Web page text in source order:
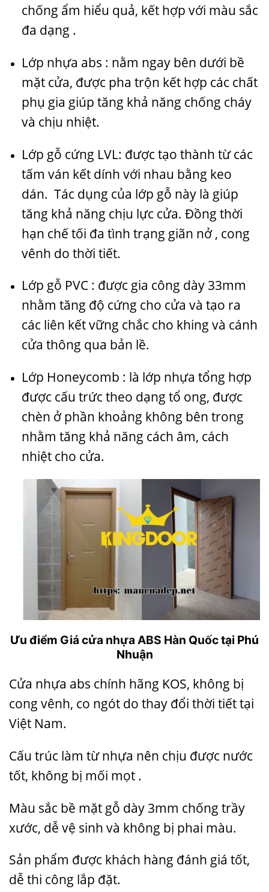
chống ẩm hiểu quả, kết hợp với màu sắc
đa dạng .
Lớp nhựa abs : nằm ngay bên dưới bề
mặt cửa, được pha trộn kết hợp các chất
phụ gia giúp tăng khả năng chống cháy
và chịu nhiệt.
Lớp gỗ cứng LVL: được tạo thành từ các
tấm ván kết dính với nhau bằng keo
dán. Tác dụng của lớp gỗ này là giúp
tăng khả năng chịu lực cửa. Đồng thời
hạn chế tối đa tình trạng giãn nở , cong
vênh do thời tiết.
Lớp gỗ PVC : được gia công dày 33mm
nhằm tăng độ cứng cho cửa và tạo ra
các liên kết vững chắc cho khing và cánh
cửa thông qua bản lề.
Lớp Honeycomb : là lớp nhựa tổng hợp
được cấu trức theo dạng tổ ong, được
chèn ở phần khoảng không bên trong
nhằm tăng khả năng cách âm, cách
nhiệt cho cửa.
Ưu điểm Giá cửa nhựa ABS Hàn Quốctại Phú
Nhuận
Cửa nhựa abs chính hãng KOS, không bị
cong vênh, co ngót do thay đổi thời tiết tại
Việt Nam.
Cấu trúc làm từ nhựa nên chịu được nước
tốt, không bị mối mọt .
Màu sắc bề mặt gỗ dày 3mm chống trầy
xước, dễ vệ sinh và không bị phai màu.
Sản phẩm được khách hàng đánh giá tốt,
dễ thi công lắp đặt.